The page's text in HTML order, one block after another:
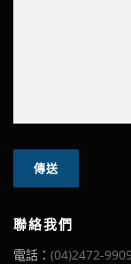
聯絡我們
電話： (04)2472-